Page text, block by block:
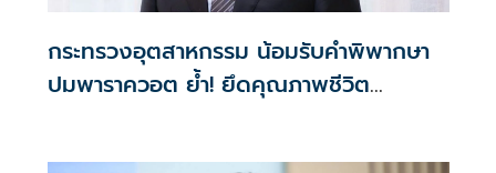
กระทรวงอุตสาหกรรม น้อมรับคำพิพากษา
ปมพาราควอต ย้ำ! ยึดคุณภาพชีวิต